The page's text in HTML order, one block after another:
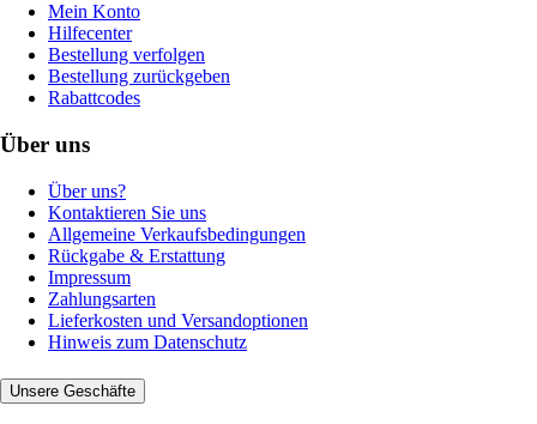
Mein Konto
Hilfecenter
Bestellung verfolgen
Bestellung zurückgeben
Rabattcodes
Über uns
Über uns?
Kontaktieren Sie uns
Allgemeine Verkaufsbedingungen
Rückgabe & Erstattung
Impressum
Zahlungsarten
Lieferkosten und Versandoptionen
Hinweis zum Datenschutz
Unsere Geschäfte